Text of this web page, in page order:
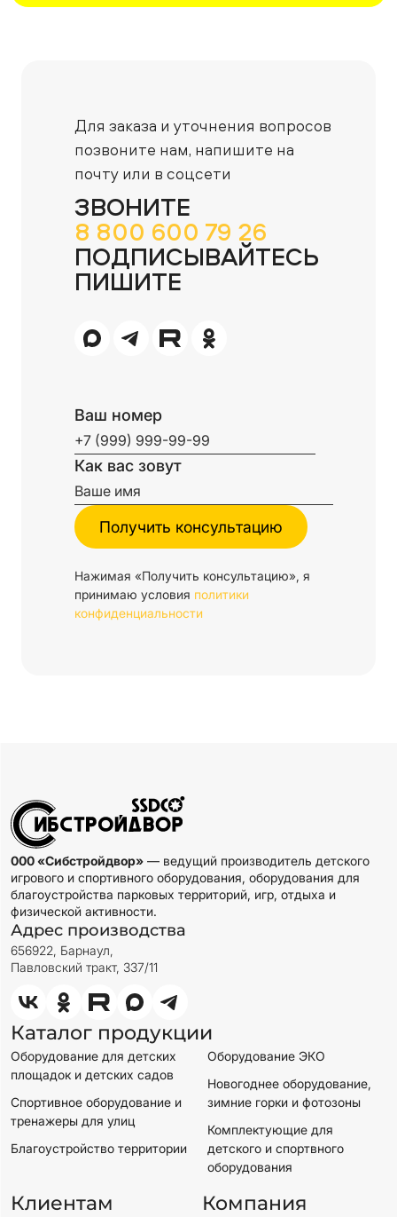
Для заказа и уточнения вопросов
позвоните нам, напишите на
почту или в соцсети
ЗВОНИТЕ
8 800 600 79 26
ПОДПИСЫВАЙТЕСЬ
ПИШИТЕ
Ваш номер
Как вас зовут
Нажимая «Получить консультацию», я
принимаю условия политики
конфиденциальности
000 «Сибстройдвор» — ведущий производитель детского
игрового и спортивного оборудования, оборудования для
благоустройства парковых территорий, игр, отдыха и
физической активности.
Адрес производства
656922, Барнаул,
Павловский тракт, 337/11
Каталог продукции
Оборудование для детских
площадок и детских садов
Спортивное оборудование и
тренажеры для улиц
Благоустройство территории
Оборудование ЭКО
Новогоднее оборудование,
зимние горки и фотозоны
Комплектующие для
детского и спортвного
оборудования
Клиентам Компания